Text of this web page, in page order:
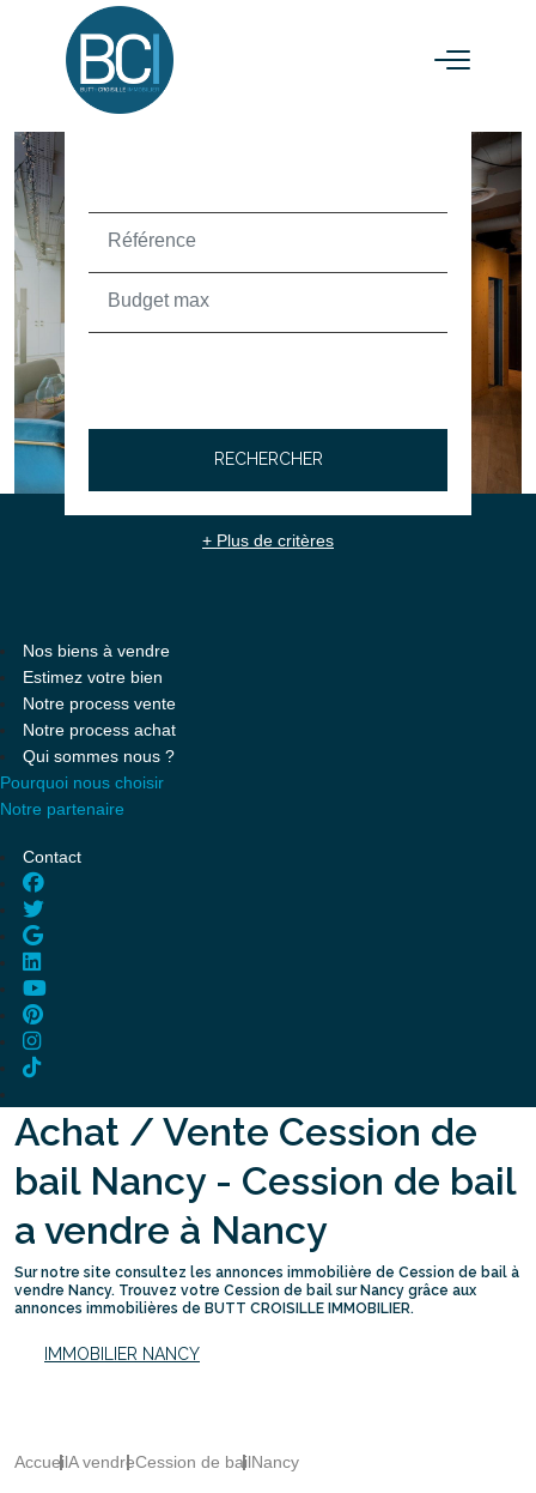
ACHETER
RECHERCHER
+ Plus de critères
Nos biens à vendre
Estimez votre bien
Notre process vente
Notre process achat
Qui sommes nous ?
Pourquoi nous choisir
Notre partenaire
Contact
Achat / Vente Cession de
bail Nancy - Cession de bail
a vendre à Nancy
Sur notre site consultez les annonces immobilière de Cession de bail à
vendre Nancy. Trouvez votre Cession de bail sur Nancy grâce aux
annonces immobilières de BUTT CROISILLE IMMOBILIER.
IMMOBILIER NANCY
AccueilA vendreCession de bailNancy